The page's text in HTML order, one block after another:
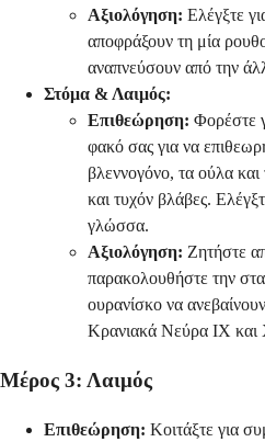
Αξιολόγηση: Ελέγξτε
αποφράξουν τη μία
αναπνεύσουν από την
Στόμα & Λαιμός:
Επιθεώρηση: Φορέστε
φακό σας για να
βλεννογόνο, τα ούλα
και τυχόν βλάβες.
γλώσσα.
Αξιολόγηση: Ζητήστε
παρακολουθήστε την
ουρανίσκο να
Κρανιακά Νεύρα IX και
Μέρος 3: Λαιμός
Επιθεώρηση: Κοιτάξτε για